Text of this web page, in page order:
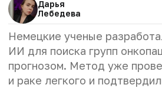
Дарья
Лебедева
Немецкие ученые
ИИ для поиска групп
прогнозом. Метод уже
и раке легкого и